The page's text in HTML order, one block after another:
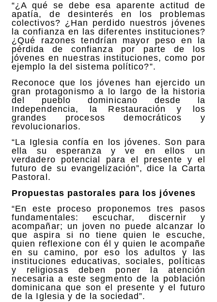
“¿A qué se debe esa aparente actitud de
apatía, de desinterés en los problemas
colectivos? ¿Han perdido nuestros jóvenes
la confianza en las diferentes instituciones?
¿Qué razones tendrían mayor peso en la
pérdida de confianza por parte de los
jóvenes en nuestras instituciones, como por
ejemplo la del sistema político?”.
Reconoce que los jóvenes han ejercido un
gran protagonismo a lo largo de la historia
del pueblo dominicano desde la
Independencia, la Restauración y los
grandes procesos democráticos y
revolucionarios.
“La Iglesia confía en los jóvenes. Son para
ella su esperanza y ve en ellos un
verdadero potencial para el presente y el
futuro de su evangelización”, dice la Carta
Pastoral.
Propuestas pastorales para los jóvenes
“En este proceso proponemos tres pasos
fundamentales: escuchar, discernir y
acompañar; un joven no puede alcanzar lo
que aspira si no tiene quien le escuche,
quien reflexione con él y quien le acompañe
en su camino, por eso los adultos y las
instituciones educativas, sociales, políticas
y religiosas deben poner la atención
necesaria a este segmento de la población
dominicana que son el presente y el futuro
de la Iglesia y de la sociedad”.